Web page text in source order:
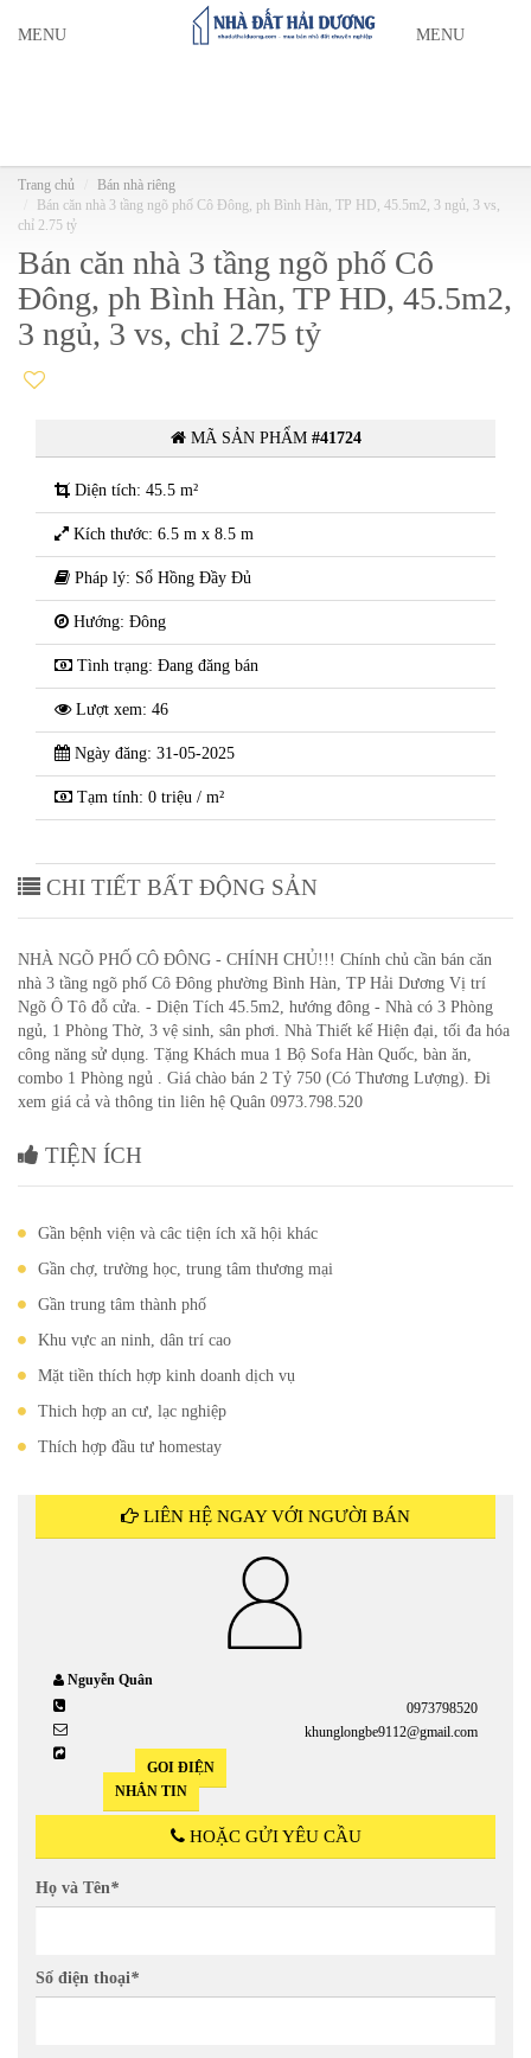
MENU MENU
Trang chủ
Bán nhà riêng
Bán căn nhà 3 tầng ngõ phố Cô Đông, ph Bình Hàn, TP HD, 45.5m2, 3 ngủ, 3 vs,
chỉ 2.75 tỷ
Bán căn nhà 3 tầng ngõ phố Cô
Đông, ph Bình Hàn, TP HD, 45.5m2,
3 ngủ, 3 vs, chỉ 2.75 tỷ
MÃ SẢN PHẨM #41724
Diện tích: 45.5 m²
Kích thước: 6.5 m x 8.5 m
Pháp lý: Sổ Hồng Đầy Đủ
Hướng: Đông
Tình trạng: Đang đăng bán
Lượt xem: 46
Ngày đăng: 31-05-2025
Tạm tính: 0 triệu / m²
CHI TIẾT BẤT ĐỘNG SẢN
NHÀ NGÕ PHỐ CÔ ĐÔNG - CHÍNH CHỦ!!! Chính chủ cần bán căn
nhà 3 tầng ngõ phố Cô Đông phường Bình Hàn, TP Hải Dương Vị trí
Ngõ Ô Tô đỗ cửa. - Diện Tích 45.5m2, hướng đông - Nhà có 3 Phòng
ngủ, 1 Phòng Thờ, 3 vệ sinh, sân phơi. Nhà Thiết kế Hiện đại, tối đa hóa
công năng sử dụng. Tặng Khách mua 1 Bộ Sofa Hàn Quốc, bàn ăn,
combo 1 Phòng ngủ . Giá chào bán 2 Tỷ 750 (Có Thương Lượng). Đi
xem giá cả và thông tin liên hệ Quân 0973.798.520
TIỆN ÍCH
Gần bệnh viện và câc tiện ích xã hội khác
Gần chợ, trường học, trung tâm thương mại
Gần trung tâm thành phố
Khu vực an ninh, dân trí cao
Mặt tiền thích hợp kinh doanh dịch vụ
Thich hợp an cư, lạc nghiệp
Thích hợp đầu tư homestay
LIÊN HỆ NGAY VỚI NGƯỜI BÁN
Nguyễn Quân
0973798520
khunglongbe9112@gmail.com
GỌI ĐIỆN
NHẮN TIN
HOẶC GỬI YÊU CẦU
Họ và Tên*
Số điện thoại*